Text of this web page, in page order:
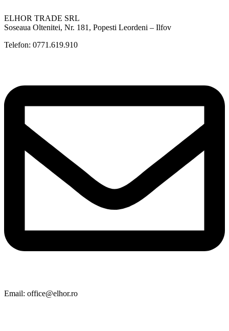
ELHOR TRADE SRL
Soseaua Oltenitei, Nr. 181, Popesti Leordeni – Ilfov
Telefon: 0771.619.910
Email: office@elhor.ro